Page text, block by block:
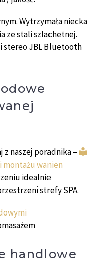
Wytrzymała niecka
ze stali szlachetnej.
stereo JBL Bluetooth
naszej poradnika –
wanien
idealnie
strefy SPA.
handlowe